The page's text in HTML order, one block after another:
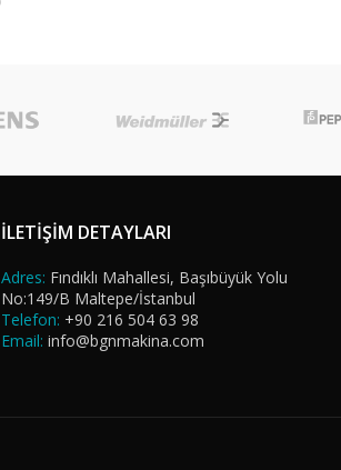
İLETİŞİM DETAYLARI
Adres: Fındıklı Mahallesi, Başıbüyük Yolu
No:149/B Maltepe/İstanbul
Telefon: +90 216 504 63 98
Email: info@bgnmakina.com